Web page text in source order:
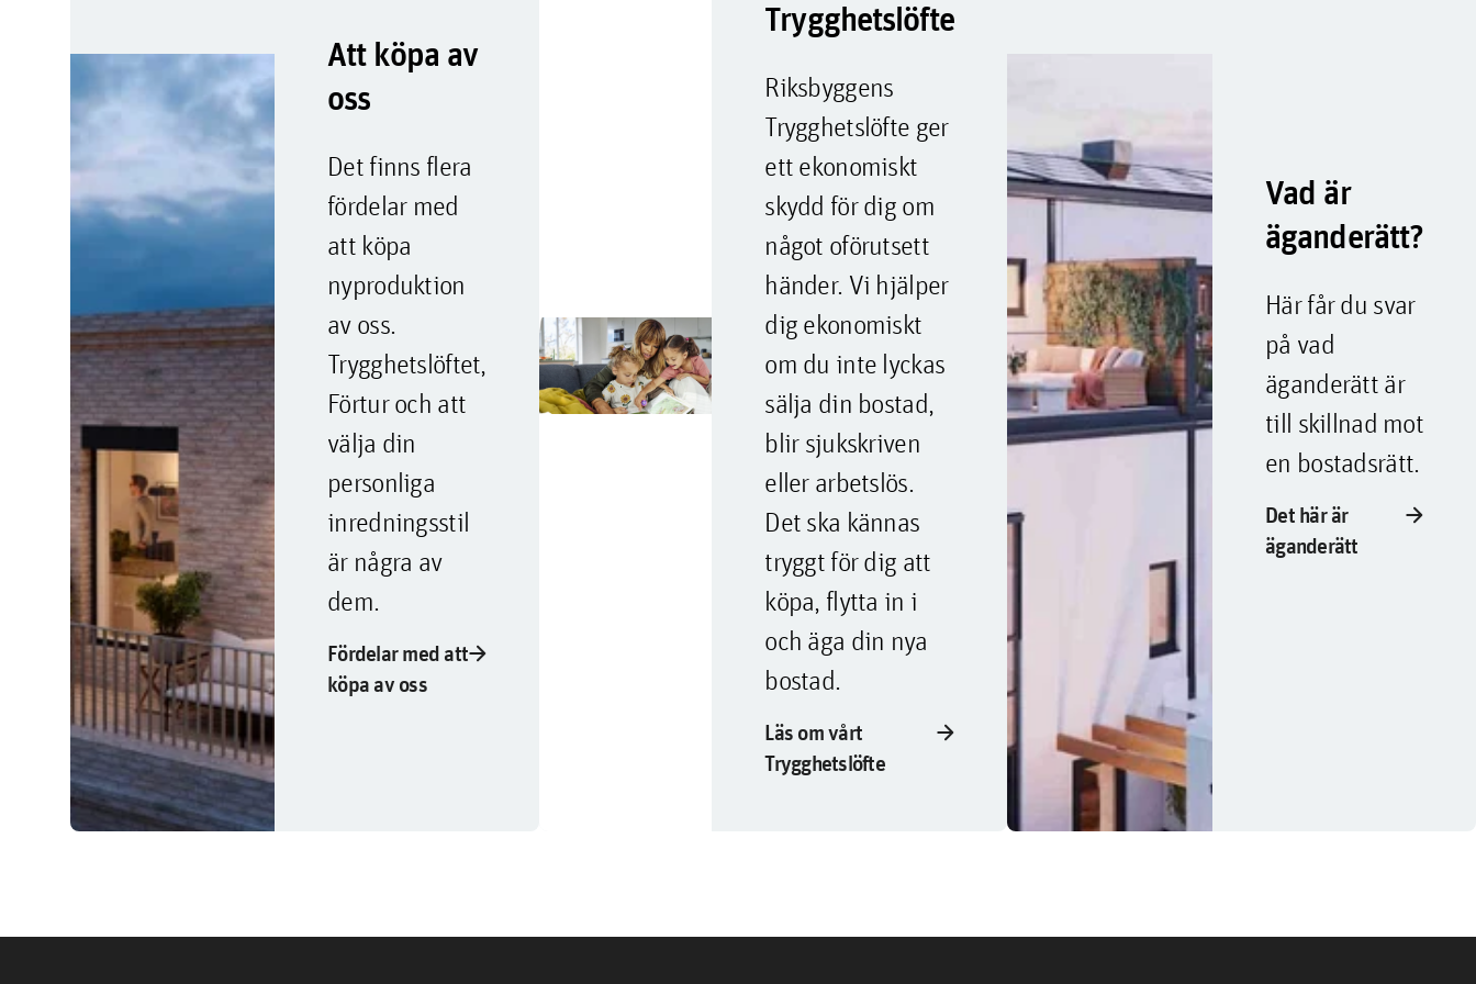
Att köpa av
oss
Det finns flera
fördelar med
att köpa
nyproduktion
av oss.
Trygghetslöftet,
Förtur och att
välja din
personliga
inredningsstil
är några av
dem.
Fördelar med att
köpa av oss
arrow_forward
Trygghetslöfte
Riksbyggens
Trygghetslöfte ger
ett ekonomiskt
skydd för dig om
något oförutsett
händer. Vi hjälper
dig ekonomiskt
om du inte lyckas
sälja din bostad,
blir sjukskriven
eller arbetslös.
Det ska kännas
tryggt för dig att
köpa, flytta in i
och äga din nya
bostad.
Läs om vårt
Trygghetslöfte
arrow_forward
Vad är
äganderätt?
Här får du svar
på vad
äganderätt är
till skillnad mot
en bostadsrätt.
Det här är
äganderätt
arrow_forward